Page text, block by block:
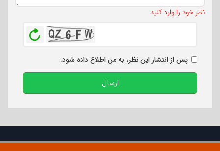
نظر خود را وارد کنید
پس از انتشار این نظر، به من اطلاع داده شود.
ارسال